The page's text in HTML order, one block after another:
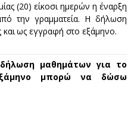
(20) είκοσι ημερών η έναρξη
την γραμματεία. Η δήλωση
και ως εγγραφή στο εξάμηνο.
μαθημάτων για το
μπορώ να δώσω